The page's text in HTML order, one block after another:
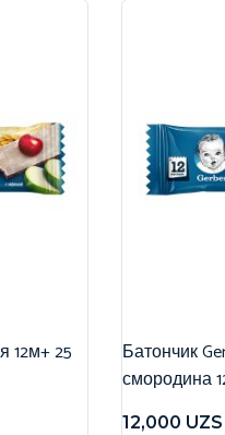
12м+ 25
Батончик
смородина
12,000 UZS